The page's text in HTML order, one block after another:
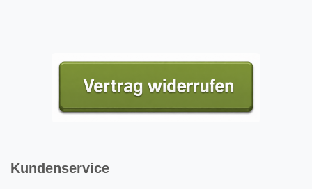
Kundenservice